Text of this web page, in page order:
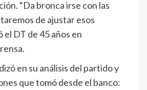
“Da bronca irse con las
de ajustar esos
el DT de 45 años en
en su análisis del partido y
que tomó desde el banco: